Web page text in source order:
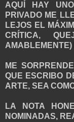
AQUÍ HAY
PRIVADO ME
LEJOS EL
CRÍTICA,
AMABLEMENTE)
ME
QUE ESCRIBO
ARTE, SEA
LA NOTA
NOMINADAS,